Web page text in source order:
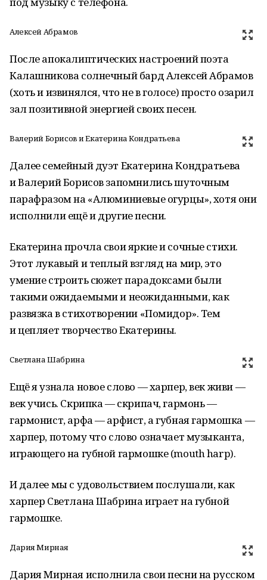
Алексей Абрамов
После апокалиптических настроений поэта
Калашникова солнечный бард Алексей Абрамов
(хоть и извинялся, что не в голосе) просто озарил
зал позитивной энергией своих песен.
Валерий Борисов и Екатерина Кондратьева
Далее семейный дуэт Екатерина Кондратьева
и Валерий Борисов запомнились шуточным
парафразом на «Алюминиевые огурцы», хотя они
исполнили ещё и другие песни.
Екатерина прочла свои яркие и сочные стихи.
Этот лукавый и теплый взгляд на мир, это
умение строить сюжет парадоксами были
такими ожидаемыми и неожиданными, как
развязка в стихотворении «Помидор». Тем
и цепляет творчество Екатерины.
Светлана Шабрина
Ещё я узнала новое слово — харпер, век живи —
век учись. Скрипка — скрипач, гармонь —
гармонист, арфа — арфист, а губная гармошка —
харпер, потому что слово означает музыканта,
играющего на губной гармошке (mouth harp).
И далее мы с удовольствием послушали, как
харпер Светлана Шабрина играет на губной
гармошке.
Дария Мирная
Дария Мирная исполнила свои песни на русском